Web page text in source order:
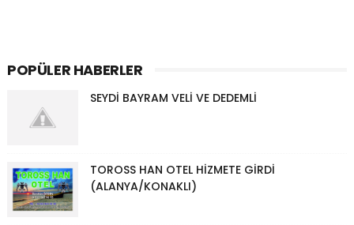
POPÜLER HABERLER
SEYDİ BAYRAM VELİ VE DEDEMLİ
TOROSS HAN OTEL HİZMETE GİRDİ
(ALANYA/KONAKLI)